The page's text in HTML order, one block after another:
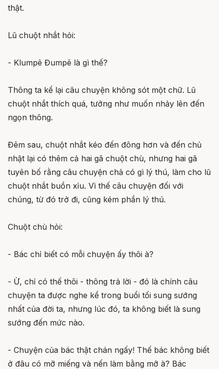
thật.
Lũ chuột nhắt hỏi:
- Klumpê Đumpê là gì thế?
Thông ta kể lại câu chuyện không sót một chữ. Lũ
chuột nhắt thích quá, tưởng như muốn nhảy lên đến
ngọn thông.
Đêm sau, chuột nhắt kéo đến đông hơn và đến chủ
nhật lại có thêm cả hai gã chuột chù, nhưng hai gã
tuyên bố rằng câu chuyện chả có gì lý thú, làm cho lũ
chuột nhắt buồn xỉu. Vì thế câu chuyện đối với
chúng, từ đó trở đi, cũng kém phần lý thú.
Chuột chù hỏi:
- Bác chỉ biết có mỗi chuyện ấy thôi à?
- Ừ, chỉ có thế thôi - thông trả lời - đó là chính câu
chuyện ta được nghe kể trong buổi tối sung sướng
nhất của đời ta, nhưng lúc đó, ta không biết là sung
sướng đến mức nào.
- Chuyện của bác thật chán ngấy! Thế bác không biết
ở đâu có mỡ miếng và nến làm bằng mỡ à? Bác